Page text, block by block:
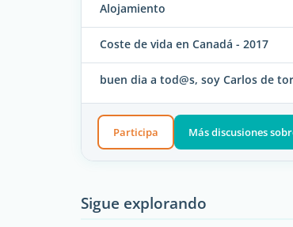
Alojamiento
Coste de vida en Canadá - 2017
buen dia a tod@s, soy Carlos de
Participa Más discusiones
Sigue explorando